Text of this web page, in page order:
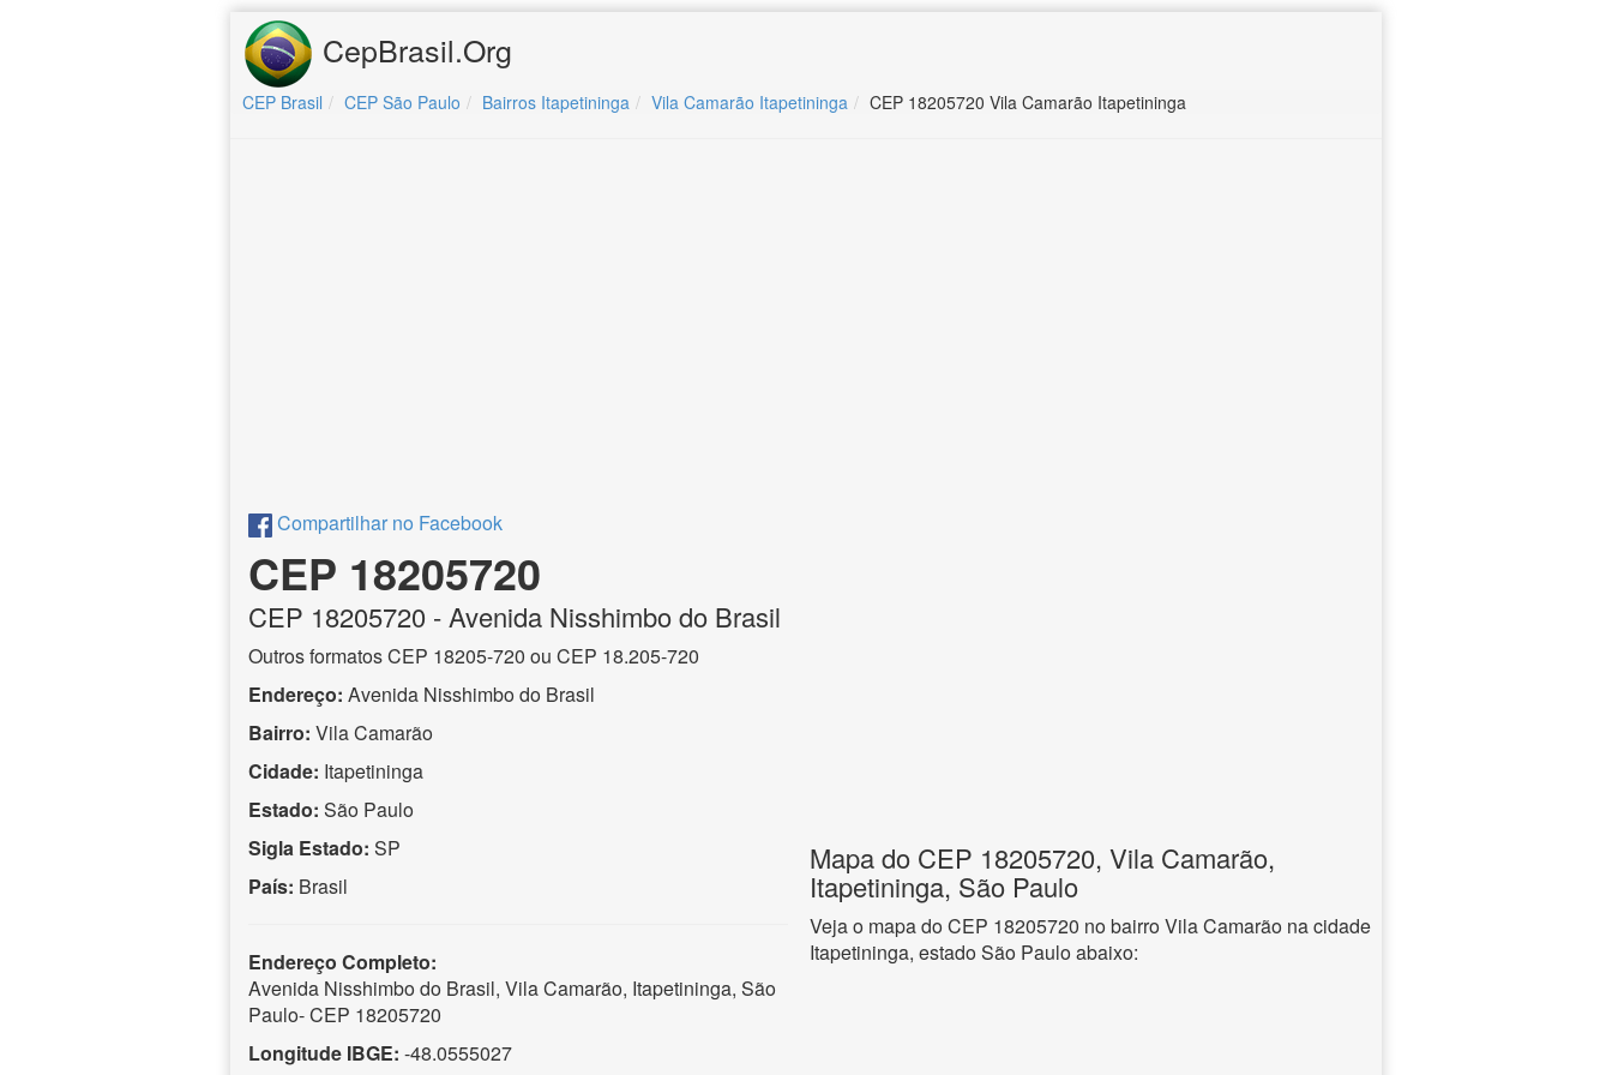
CepBrasil.Org
CEP Brasil CEP São Paulo Bairros Itapetininga Vila Camarão Itapetininga CEP 18205720 Vila Camarão Itapetininga
Compartilhar no Facebook
CEP 18205720
CEP 18205720 - Avenida Nisshimbo do Brasil
Outros formatos CEP 18205-720 ou CEP 18.205-720
Endereço: Avenida Nisshimbo do Brasil
Bairro: Vila Camarão
Cidade: Itapetininga
Estado: São Paulo
Sigla Estado: SP
País: Brasil
Endereço Completo:
Avenida Nisshimbo do Brasil, Vila Camarão, Itapetininga, São
Paulo- CEP 18205720
Longitude IBGE: -48.0555027
Mapa do CEP 18205720, Vila Camarão,
Itapetininga, São Paulo
Veja o mapa do CEP 18205720 no bairro Vila Camarão na cidade
Itapetininga, estado São Paulo abaixo: